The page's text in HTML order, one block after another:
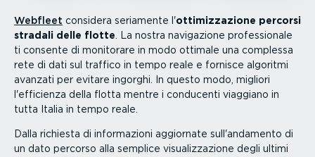
Webfleet considera seriamente l'ottimiz­za­zione percorsi
stradali delle flotte . La nostra navigazione profes­sionale
ti consente di monitorare in modo ottimale una complessa
rete di dati sul traffico in tempo reale e fornisce algoritmi
avanzati per evitare ingorghi. In questo modo, migliori
l'efficienza della flotta mentre i conducenti viaggiano in
tutta Italia in tempo reale.
Dalla richiesta di infor­ma­zioni aggiornate sull'andamento di
un dato percorso alla semplice visua­liz­za­zione degli ultimi